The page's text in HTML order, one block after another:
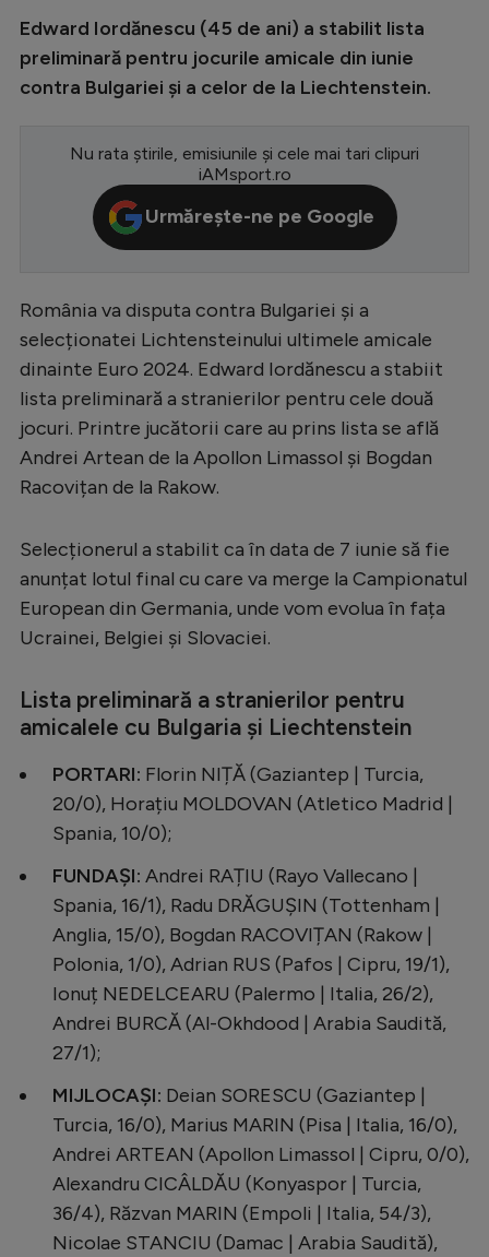
Champions League
Europa League
CM 2026
Premier League
LaLiga
Bundesliga
Ligue 1
Campionate
Starurile fotbalului
EURO 2024
Stranieri
Clasamente
Tenis
Handbal
Natație
Formula 1
Auto
Rugby
Ciclism
Alte sporturi
JO 2026
Intră în cont
Edward Iordănescu (45 de ani) a stabilit lista
preliminară pentru jocurile amicale din iunie
contra Bulgariei și a celor de la Liechtenstein.
Nu rata știrile, emisiunile și cele mai tari clipuri
iAMsport.ro
Urmărește-ne pe Google
România va disputa contra Bulgariei și a
selecționatei Lichtensteinului ultimele amicale
dinainte Euro 2024. Edward Iordănescu a stabiit
lista preliminară a stranierilor pentru cele două
jocuri. Printre jucătorii care au prins lista se află
Andrei Artean de la Apollon Limassol și Bogdan
Racovițan de la Rakow.
Selecționerul a stabilit ca în data de 7 iunie să fie
anunțat lotul final cu care va merge la Campionatul
European din Germania, unde vom evolua în fața
Ucrainei, Belgiei și Slovaciei.
Lista preliminară a stranierilor pentru
amicalele cu Bulgaria și Liechtenstein
PORTARI: Florin NIȚĂ (Gaziantep | Turcia,
20/0), Horațiu MOLDOVAN (Atletico Madrid |
Spania, 10/0);
FUNDAȘI: Andrei RAȚIU (Rayo Vallecano |
Spania, 16/1), Radu DRĂGUȘIN (Tottenham |
Anglia, 15/0), Bogdan RACOVIȚAN (Rakow |
Polonia, 1/0), Adrian RUS (Pafos | Cipru, 19/1),
Ionuț NEDELCEARU (Palermo | Italia, 26/2),
Andrei BURCĂ (Al-Okhdood | Arabia Saudită,
27/1);
MIJLOCAȘI: Deian SORESCU (Gaziantep |
Turcia, 16/0), Marius MARIN (Pisa | Italia, 16/0),
Andrei ARTEAN (Apollon Limassol | Cipru, 0/0),
Alexandru CICÂLDĂU (Konyaspor | Turcia,
36/4), Răzvan MARIN (Empoli | Italia, 54/3),
Nicolae STANCIU (Damac | Arabia Saudită),